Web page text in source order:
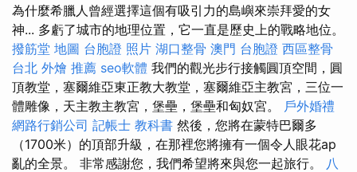
為什麼希臘人曾經選擇這個有吸引力的島嶼來崇拜愛的女
神... 多虧了城市的地理位置，它一直是歷史上的戰略地位。
撥筋堂 地圖 台胞證 照片 湖口整骨 澳門 台胞證 西區整骨
台北 外燴 推薦 seo軟體 我們的觀光步行接觸圓頂空間，圓
頂教堂，塞爾維亞東正教大教堂，塞爾維亞主教宮，三位一
體雕像，天主教主教宮，堡壘，堡壘和匈奴宮。 戶外婚禮
網路行銷公司 記帳士 教科書 然後，您將在蒙特巴爾多
（1700米）的頂部升級，在那裡您將擁有一個令人眼花ap
亂的全景。 非常感謝您，我們希望將來與您一起旅行。 八